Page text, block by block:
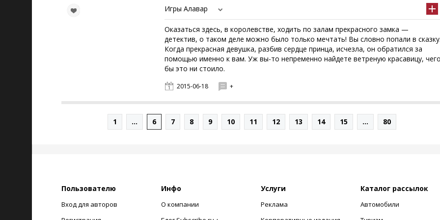
Игры Алавар
Оказаться здесь, в королевстве, ходить по залам прекрасного замка —
детектив, о таком деле можно было только мечтать! Вы словно попали в сказку.
Когда прекрасная девушка, разбив сердце принца, исчезла, он обратился за
помощью именно к вам. Уж вы-то непременно найдете ветреную красавицу, чего
бы это ни стоило.
2015-06-18 +
1 ... 6 7 8 9 10 11 12 13 14 15 ... 80
Пользователю
Вход для авторов
Инфо
О компании
Услуги
Реклама
Каталог рассылок
Автомобили